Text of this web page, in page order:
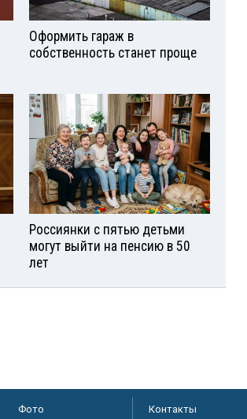
Оформить гараж в
собственность станет проще
Россиянки с пятью детьми
могут выйти на пенсию в 50
лет
Фото
Контакты